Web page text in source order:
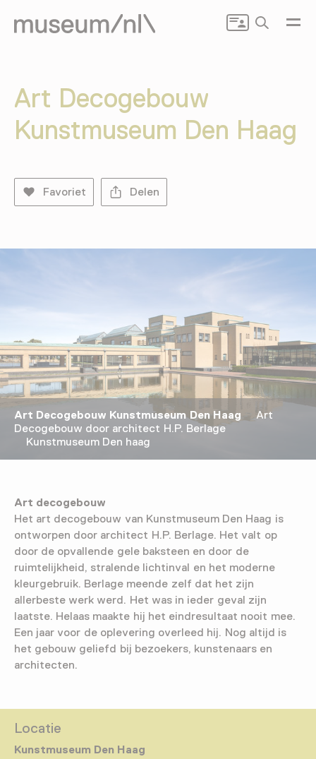
Zoeken
Art Decogebouw
Kunstmuseum Den Haag
Favoriet Delen
Art Decogebouw Kunstmuseum Den Haag Art
Decogebouw door architect H.P. Berlage
Kunstmuseum Den haag
Art decogebouw
Het art decogebouw van Kunstmuseum Den Haag is
ontworpen door architect H.P. Berlage. Het valt op
door de opvallende gele baksteen en door de
ruimtelijkheid, stralende lichtinval en het moderne
kleurgebruik. Berlage meende zelf dat het zijn
allerbeste werk werd. Het was in ieder geval zijn
laatste. Helaas maakte hij het eindresultaat nooit mee.
Een jaar voor de oplevering overleed hij. Nog altijd is
het gebouw geliefd bij bezoekers, kunstenaars en
architecten.
Locatie
Kunstmuseum Den Haag